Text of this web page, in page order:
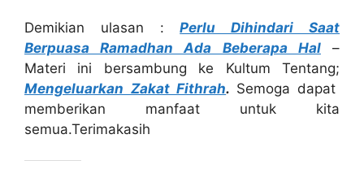
Demikian ulasan :Perlu Dihindari Saat
Berpuasa Ramadhan Ada Beberapa Hal–
Materi ini bersambung ke Kultum Tentang;
Mengeluarkan Zakat Fithrah. Semoga dapat
memberikan manfaat untuk kita
semua.Terimakasih